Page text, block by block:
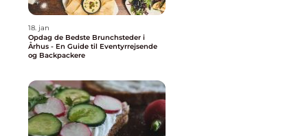
18. jan
Opdag de Bedste Brunchsteder i
Århus - En Guide til Eventyrrejsende
og Backpackere